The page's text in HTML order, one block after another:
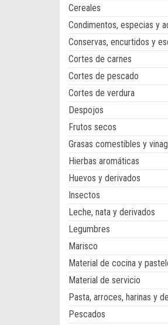
Cereales
Condimentos, especias y
Conservas, encurtidos y
Cortes de carnes
Cortes de pescado
Cortes de verdura
Despojos
Frutos secos
Grasas comestibles y
Hierbas aromáticas
Huevos y derivados
Insectos
Leche, nata y derivados
Legumbres
Marisco
Material de cocina y
Material de servicio
Pasta, arroces, harinas y
Pescados